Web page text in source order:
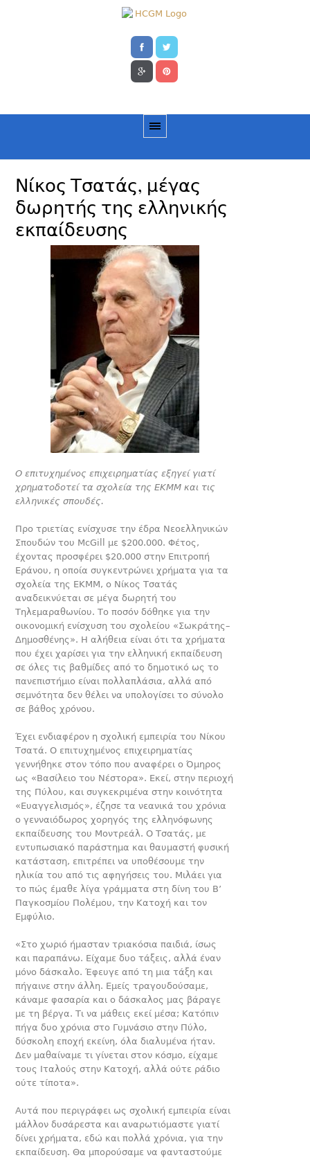
Νίκος Τσατάς, μέγας
δωρητής της ελληνικής
εκπαίδευσης
Ο επιτυχημένος επιχειρηματίας εξηγεί γιατί
χρηματοδοτεί τα σχολεία της ΕΚΜΜ και τις
ελληνικές σπουδές.
Προ τριετίας ενίσχυσε την έδρα Νεοελληνικών
Σπουδών του McGill με $200.000. Φέτος,
έχοντας προσφέρει $20.000 στην Επιτροπή
Εράνου, η οποία συγκεντρώνει χρήματα για τα
σχολεία της ΕΚΜΜ, ο Νίκος Τσατάς
αναδεικνύεται σε μέγα δωρητή του
Τηλεμαραθωνίου. Το ποσόν δόθηκε για την
οικονομική ενίσχυση του σχολείου «Σωκράτης–
Δημοσθένης». Η αλήθεια είναι ότι τα χρήματα
που έχει χαρίσει για την ελληνική εκπαίδευση
σε όλες τις βαθμίδες από το δημοτικό ως το
πανεπιστήμιο είναι πολλαπλάσια, αλλά από
σεμνότητα δεν θέλει να υπολογίσει το σύνολο
σε βάθος χρόνου.
Έχει ενδιαφέρον η σχολική εμπειρία του Νίκου
Τσατά. Ο επιτυχημένος επιχειρηματίας
γεννήθηκε στον τόπο που αναφέρει ο Όμηρος
ως «Βασίλειο του Νέστορα». Εκεί, στην περιοχή
της Πύλου, και συγκεκριμένα στην κοινότητα
«Ευαγγελισμός», έζησε τα νεανικά του χρόνια
ο γενναιόδωρος χορηγός της ελληνόφωνης
εκπαίδευσης του Μοντρεάλ. Ο Τσατάς, με
εντυπωσιακό παράστημα και θαυμαστή φυσική
κατάσταση, επιτρέπει να υποθέσουμε την
ηλικία του από τις αφηγήσεις του. Μιλάει για
το πώς έμαθε λίγα γράμματα στη δίνη του B’
Παγκοσμίου Πολέμου, την Κατοχή και τον
Εμφύλιο.
«Στο χωριό ήμασταν τριακόσια παιδιά, ίσως
και παραπάνω. Είχαμε δυο τάξεις, αλλά έναν
μόνο δάσκαλο. Έφευγε από τη μια τάξη και
πήγαινε στην άλλη. Εμείς τραγουδούσαμε,
κάναμε φασαρία και ο δάσκαλος μας βάραγε
με τη βέργα. Τι να μάθεις εκεί μέσα; Κατόπιν
πήγα δυο χρόνια στο Γυμνάσιο στην Πύλο,
δύσκολη εποχή εκείνη, όλα διαλυμένα ήταν.
Δεν μαθαίναμε τι γίνεται στον κόσμο, είχαμε
τους Ιταλούς στην Κατοχή, αλλά ούτε ράδιο
ούτε τίποτα».
Αυτά που περιγράφει ως σχολική εμπειρία είναι
μάλλον δυσάρεστα και αναρωτιόμαστε γιατί
δίνει χρήματα, εδώ και πολλά χρόνια, για την
εκπαίδευση. Θα μπορούσαμε να φανταστούμε